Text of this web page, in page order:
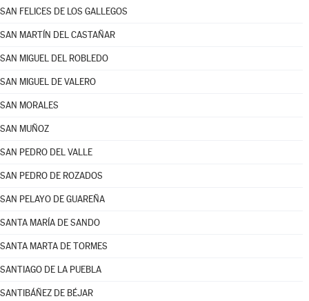
SAN FELICES DE LOS GALLEGOS
SAN MARTÍN DEL CASTAÑAR
SAN MIGUEL DEL ROBLEDO
SAN MIGUEL DE VALERO
SAN MORALES
SAN MUÑOZ
SAN PEDRO DEL VALLE
SAN PEDRO DE ROZADOS
SAN PELAYO DE GUAREÑA
SANTA MARÍA DE SANDO
SANTA MARTA DE TORMES
SANTIAGO DE LA PUEBLA
SANTIBÁÑEZ DE BÉJAR